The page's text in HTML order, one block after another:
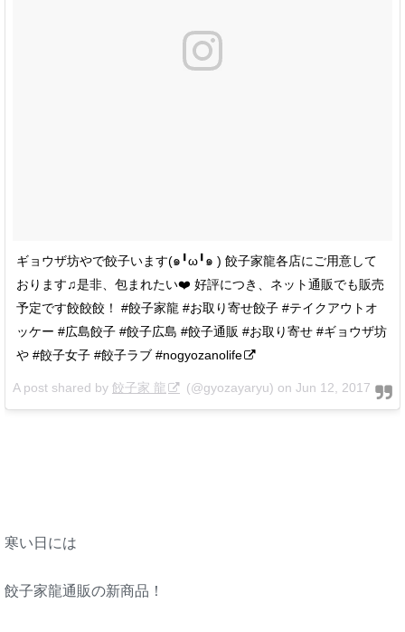
ギョウザ坊やで餃子います(๑╹ω╹๑ ) 餃子家龍各店にご用意して
おります♫是非、包まれたい❤️ 好評につき、ネット通販でも販売
予定です餃餃餃！ #餃子家龍 #お取り寄せ餃子 #テイクアウトオ
ッケー #広島餃子 #餃子広島 #餃子通販 #お取り寄せ #ギョウザ坊
や #餃子女子 #餃子ラブ #nogyozanolife
A post shared by 餃子家 龍 (@gyozayaryu) on Jun 12, 2017 at 4:57pm PDT
寒い日には
餃子家龍通販の新商品！